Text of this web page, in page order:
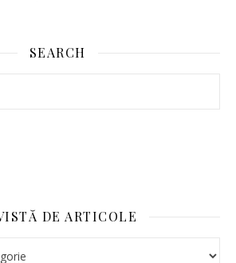
SEARCH
DE ARTICOLE